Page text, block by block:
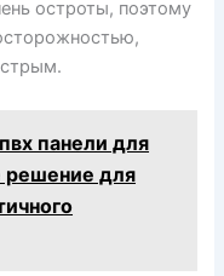
остроты, поэтому
панели для
решение для